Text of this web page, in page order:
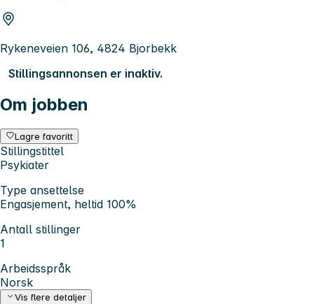
Rykeneveien 106, 4824 Bjorbekk
Stillingsannonsen er inaktiv.
Om jobben
Lagre favoritt
Stillingstittel
Psykiater
Type ansettelse
Engasjement, heltid 100%
Antall stillinger
1
Arbeidsspråk
Norsk
Vis flere detaljer